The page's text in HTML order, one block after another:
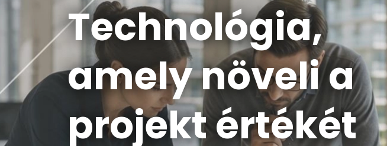
Technológia,
amely növeli a
projekt értékét